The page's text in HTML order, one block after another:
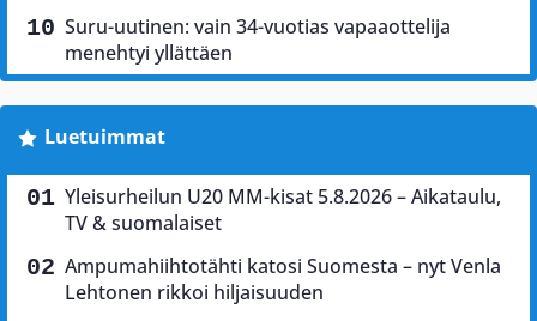
Suru-uutinen: vain 34-vuotias vapaaottelija
menehtyi yllättäen
Luetuimmat
Yleisurheilun U20 MM-kisat 5.8.2026 – Aikataulu,
TV & suomalaiset
Ampumahiihtotähti katosi Suomesta – nyt Venla
Lehtonen rikkoi hiljaisuuden